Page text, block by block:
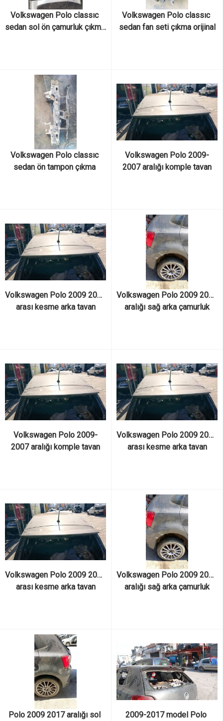
Volkswagen Polo classıc
sedan sol ön çamurluk çıkma
Volkswagen Polo classıc
sedan fan seti çıkma orijinal
Volkswagen Polo classıc
sedan ön tampon çıkma
Volkswagen Polo 2009-
2007 aralığı komple tavan
Volkswagen Polo 2009 2017
arası kesme arka tavan
Volkswagen Polo 2009 2017
aralığı sağ arka çamurluk
Volkswagen Polo 2009-
2007 aralığı komple tavan
Volkswagen Polo 2009 2017
arası kesme arka tavan
Volkswagen Polo 2009 2017
arası kesme arka tavan
Volkswagen Polo 2009 2017
aralığı sağ arka çamurluk
Polo 2009 2017 aralığı sol
2009-2017 model Polo